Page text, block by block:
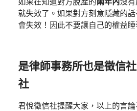
如果在知道對方脫產的兩年內沒
就失效了。如果對方刻意隱藏的話
會失效！因此不要讓自己的權益睡
是律師事務所也是徵信
社
君悅徵信社提醒大家，以上的言